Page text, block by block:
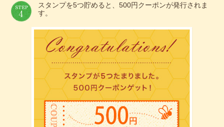
スタンプを5つ貯めると、500円クーポンが発行されま
す。